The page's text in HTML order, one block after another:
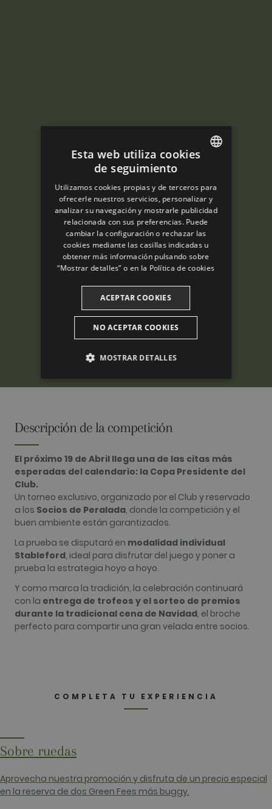
Descripción de la competición
El próximo 19 de Abril llega una de las citas más
esperadas del calendario: la Copa Presidente del
Club.
Un torneo exclusivo, organizado por el Club y reservado
a los Socios de Peralada, donde la competición y el
buen ambiente están garantizados.
La prueba se disputará en modalidad individual
Stableford, ideal para disfrutar del juego y poner a
prueba la estrategia hoyo a hoyo.
Y como marca la tradición, la celebración continuará
con la entrega de trofeos y el sorteo de premios
durante la tradicional cena de Navidad, el broche
perfecto para compartir una gran velada entre socios.
COMPLETA TU EXPERIENCIA
Sobre ruedas
Aprovecha nuestra promoción y disfruta de un precio especial
en la reserva de dos Green Fees más buggy.
SPANISH
ENGLISH
FRENCH
CATALAN
Esta web utiliza cookies
de seguimiento
Utilizamos cookies propias y de terceros para
ofrecerle nuestros servicios, personalizar y
analizar su navegación y mostrarle publicidad
relacionada con sus preferencias. Puede
cambiar la configuración o rechazar las
cookies mediante las casillas indicadas u
obtener más información pulsando sobre
“Mostrar detalles” o en la Política de cookies
ACEPTAR COOKIES
NO ACEPTAR COOKIES
MOSTRAR DETALLES
Analíticas Publicitarias Funcionalidad
Las cookies analíticas se utilizan para ver cómo
los visitantes usan el sitio web. Estas cookies no
se pueden usar para identificar directamente a
cierto visitante.
Nombre
Proveedor / Dominio
_ga
Google LLC
.golfperalada.com
2 años
Este
cookie
asociado
Google
Universal
Analytics,
incluye en